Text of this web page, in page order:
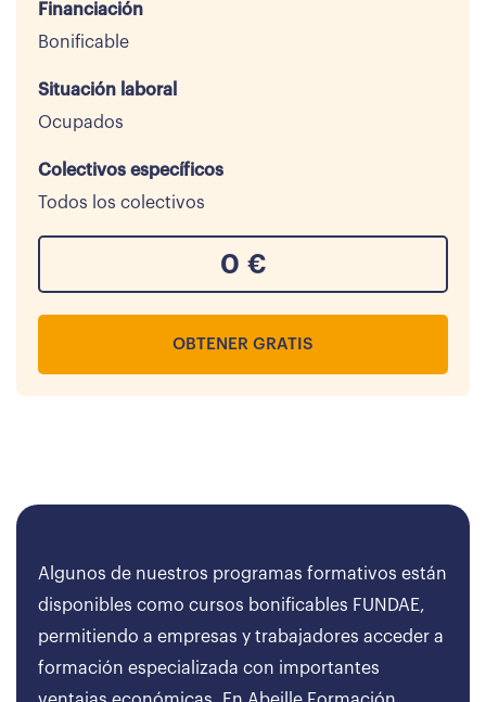
Financiación
Bonificable
Situación laboral
Ocupados
Colectivos específicos
Todos los colectivos
0 €
OBTENER GRATIS
Algunos de nuestros programas formativos están
disponibles como cursos bonificables FUNDAE,
permitiendo a empresas y trabajadores acceder a
formación especializada con importantes